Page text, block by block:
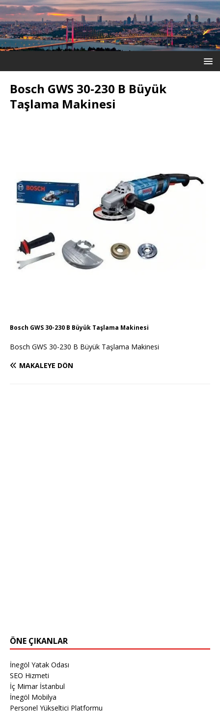
Bosch GWS 30-230 B Büyük
Taşlama Makinesi
Bosch GWS 30-230 B Büyük Taşlama Makinesi
Bosch GWS 30-230 B Büyük Taşlama Makinesi
MAKALEYE DÖN
ÖNE ÇIKANLAR
İnegöl Yatak Odası
SEO Hizmeti
İç Mimar İstanbul
İnegöl Mobilya
Personel Yükseltici Platformu